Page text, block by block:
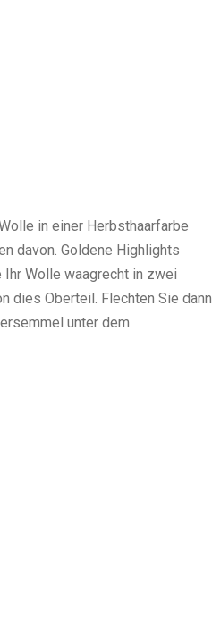
in einer Herbsthaarfarbe
davon. Goldene Highlights
Ihr Wolle waagrecht in zwei
dies Oberteil. Flechten Sie dann
unter dem